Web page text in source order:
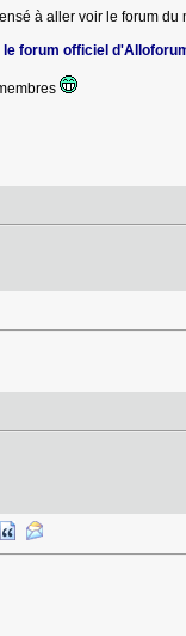
à aller voir le forum du
le forum officiel